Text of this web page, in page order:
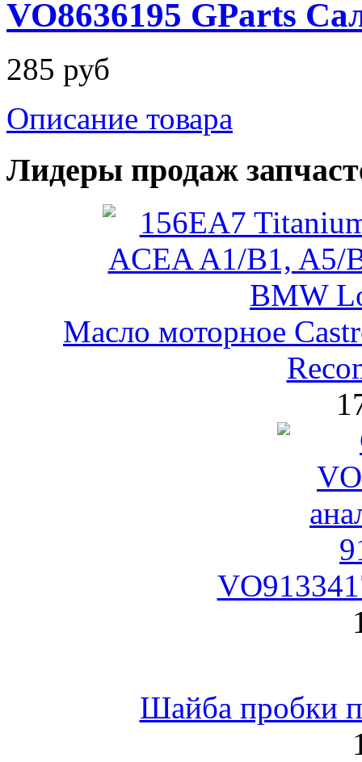
VO8636195 GParts
285 руб
Описание товара
Лидеры продаж
Масло моторное
Шайба пробки